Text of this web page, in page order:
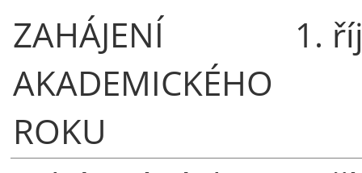
ZAHÁJENÍ
AKADEMICKÉHO
ROKU
1.